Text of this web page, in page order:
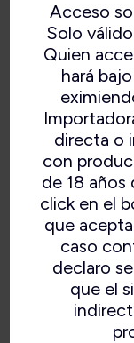
Acceso
Solo
Quien
hará
directa o
con
de 18
click en el
que
caso
declaro
que el
SET